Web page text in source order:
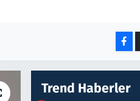
Trend Haberler